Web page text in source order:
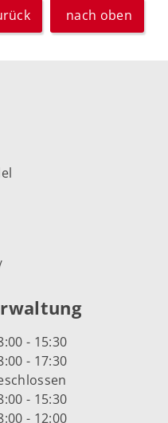
nach oben
- 15:30
- 17:30
- 15:30
- 12:00